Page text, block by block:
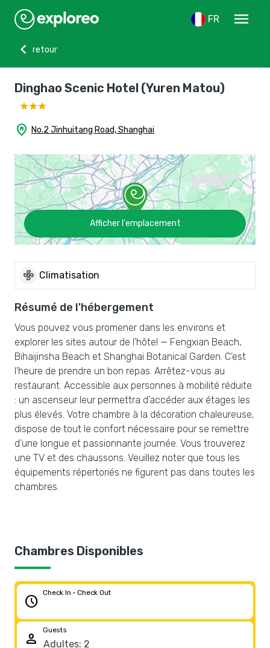
FR
menu
chevron_left
retour
Dinghao Scenic Hotel (Yuren Matou)
home_pin No.2 Jinhuitang Road, Shanghai
Afficher l'emplacement
mode_fan Climatisation
Résumé de l'hébergement
Vous pouvez vous promener dans les environs et
explorer les sites autour de l’hôtel — Fengxian Beach,
Bihaijinsha Beach et Shanghai Botanical Garden. C’est
l’heure de prendre un bon repas. Arrêtez-vous au
restaurant. Accessible aux personnes à mobilité réduite
: un ascenseur leur permettra d’accéder aux étages les
plus élevés. Votre chambre à la décoration chaleureuse,
dispose de tout le confort nécessaire pour se remettre
d’une longue et passionnante journée. Vous trouverez
une TV et des chaussons. Veuillez noter que tous les
équipements répertoriés ne figurent pas dans toutes les
chambres.
Chambres Disponibles
schedule
Check In - Check Out
person
Guests